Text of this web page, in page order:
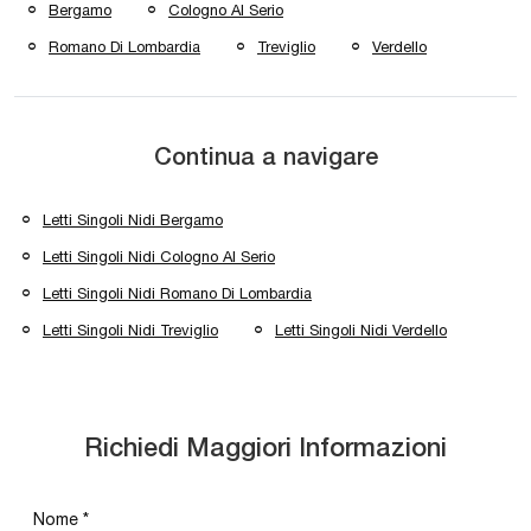
Bergamo Cologno Al Serio
Romano Di Lombardia Treviglio Verdello
Continua a navigare
Letti Singoli Nidi Bergamo
Letti Singoli Nidi Cologno Al Serio
Letti Singoli Nidi Romano Di Lombardia
Letti Singoli Nidi Treviglio Letti Singoli Nidi Verdello
Richiedi Maggiori Informazioni